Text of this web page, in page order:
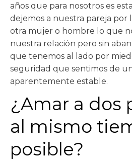
años que para nosotros es
dejemos a nuestra pareja por
otra mujer o hombre lo que
nuestra relación pero sin
que tenemos al lado por
seguridad que sentimos de
aparentemente estable.
¿Amar a dos
al mismo
posible?